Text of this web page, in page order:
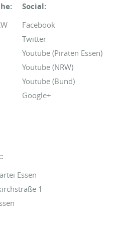
Social:
Facebook
Twitter
Youtube (Piraten Essen)
Youtube (NRW)
Youtube (Bund)
Google+
Essen
1